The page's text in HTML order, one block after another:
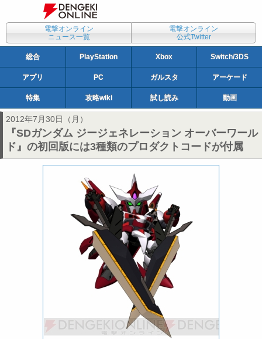
電撃オンライン
ニュース一覧
電撃オンライン
公式Twitter
総合 PlayStation Xbox Switch/3DS
アプリ PC ガルスタ アーケード
特集 攻略wiki 試し読み 動画
2012年7月30日（月）
『SDガンダム ジージェネレーション オーバーワール
ド』の初回版には3種類のプロダクトコードが付属